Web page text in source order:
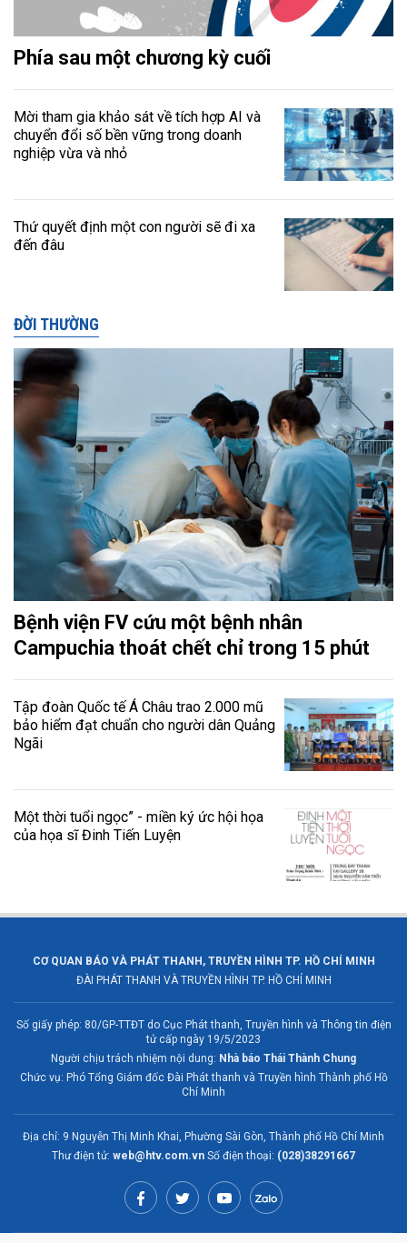
Phía sau một chương kỳ cuối
Mời tham gia khảo sát về tích hợp AI và
chuyển đổi số bền vững trong doanh
nghiệp vừa và nhỏ
Thứ quyết định một con người sẽ đi xa
đến đâu
ĐỜI THƯỜNG
Bệnh viện FV cứu một bệnh nhân
Campuchia thoát chết chỉ trong 15 phút
Tập đoàn Quốc tế Á Châu trao 2.000 mũ
bảo hiểm đạt chuẩn cho người dân Quảng
Ngãi
Một thời tuổi ngọc” - miền ký ức hội họa
của họa sĩ Đinh Tiến Luyện
CƠ QUAN BÁO VÀ PHÁT THANH, TRUYỀN HÌNH TP. HỒ CHÍ MINH
ĐÀI PHÁT THANH VÀ TRUYỀN HÌNH TP. HỒ CHÍ MINH
Số giấy phép: 80/GP-TTĐT do Cục Phát thanh, Truyền hình và Thông tin điện
tử cấp ngày 19/5/2023
Người chịu trách nhiệm nội dung: Nhà báo Thái Thành Chung
Chức vụ: Phó Tổng Giám đốc Đài Phát thanh và Truyền hình Thành phố Hồ
Chí Minh
Địa chỉ: 9 Nguyễn Thị Minh Khai, Phường Sài Gòn, Thành phố Hồ Chí Minh
Thư điện tử: web@htv.com.vn Số điện thoại: (028)38291667